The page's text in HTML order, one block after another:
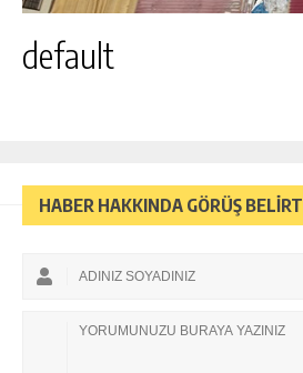
default
HABER HAKKINDA GÖRÜŞ BELİRT